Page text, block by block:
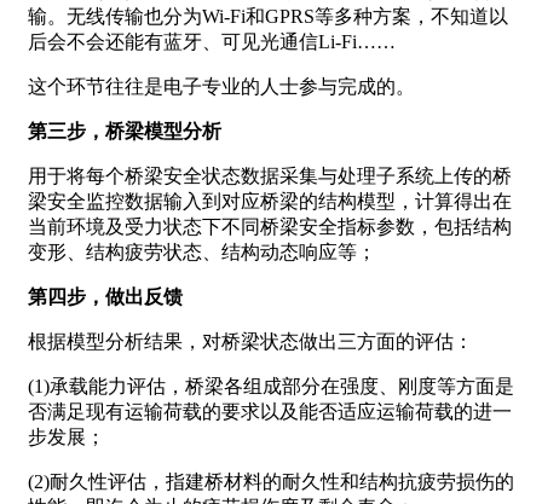
输。无线传输也分为Wi-Fi和GPRS等多种方案，不知道以
后会不会还能有蓝牙、可见光通信Li-Fi……
这个环节往往是电子专业的人士参与完成的。
第三步，桥梁模型分析
用于将每个桥梁安全状态数据采集与处理子系统上传的桥
梁安全监控数据输入到对应桥梁的结构模型，计算得出在
当前环境及受力状态下不同桥梁安全指标参数，包括结构
变形、结构疲劳状态、结构动态响应等；
第四步，做出反馈
根据模型分析结果，对桥梁状态做出三方面的评估：
(1)承载能力评估，桥梁各组成部分在强度、刚度等方面是
否满足现有运输荷载的要求以及能否适应运输荷载的进一
步发展；
(2)耐久性评估，指建桥材料的耐久性和结构抗疲劳损伤的